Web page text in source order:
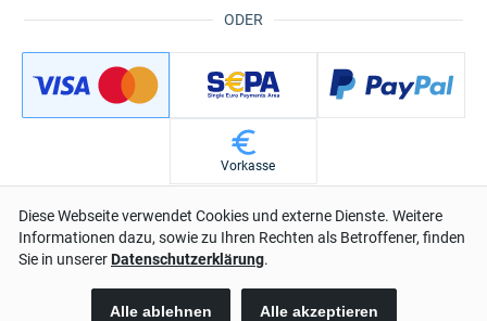
ODER
Vorkasse
Keine Zusatzkosten durch diese Bezahlmethode
Verkäufer und Vertragspartner ist Digistore24 GmbH. Es gelten
unsereAllgemeinen Geschäftsbedingungenund unsere
Widerrufsbelehrung.